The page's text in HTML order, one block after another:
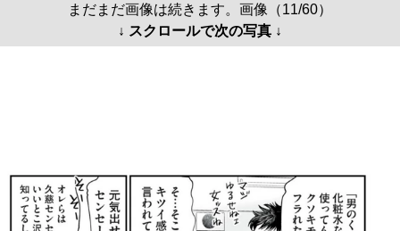
まだまだ画像は続きます。画像（11/60）
↓ スクロールで次の写真 ↓